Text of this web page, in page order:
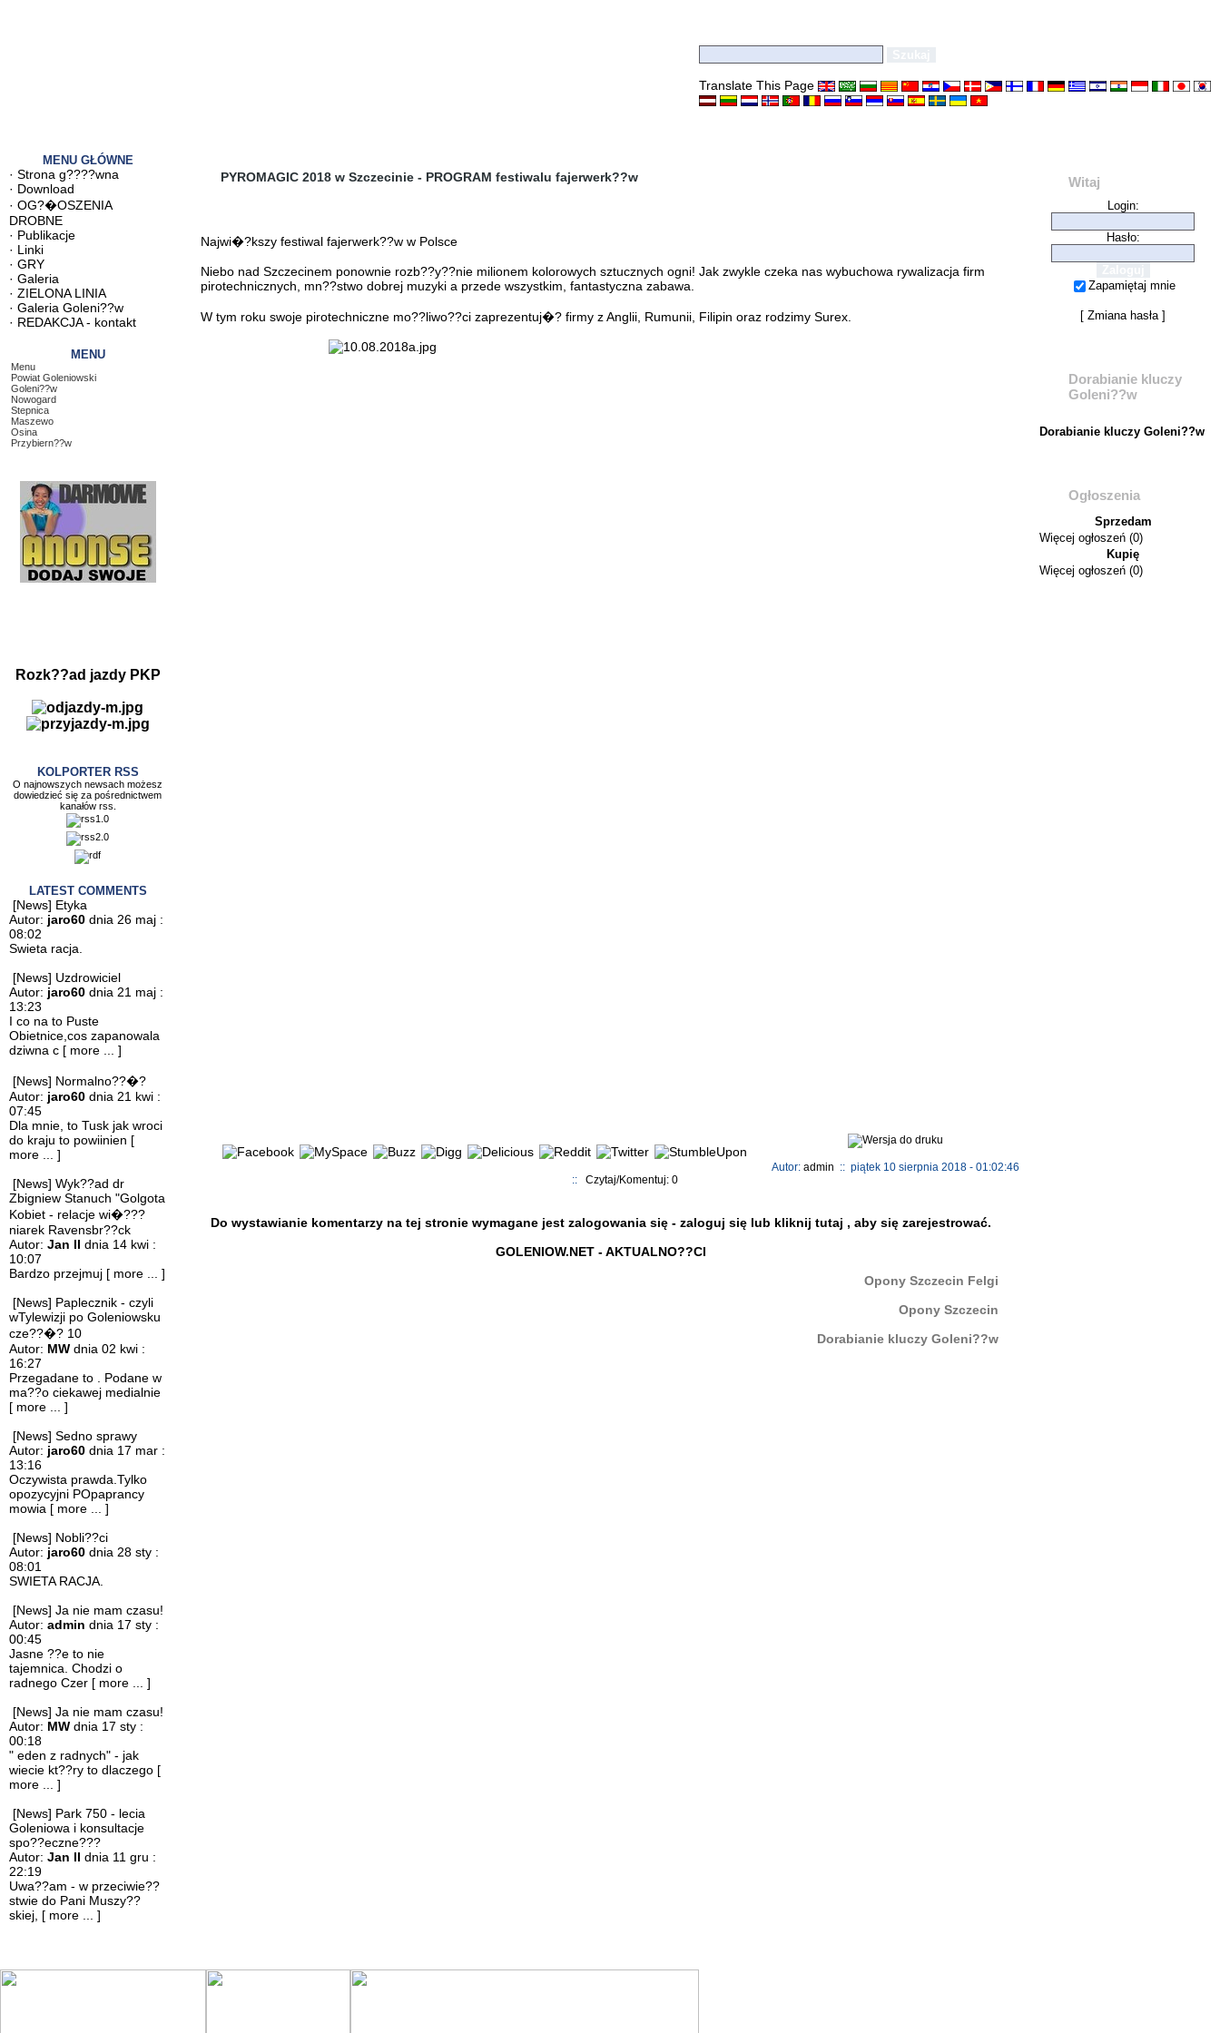
Translate This Page
MENU GŁÓWNE
· Strona g????wna
· Download
· OG?�OSZENIA
DROBNE
· Publikacje
· Linki
· GRY
· Galeria
· ZIELONA LINIA
· Galeria Goleni??w
· REDAKCJA - kontakt
MENU
Menu
Powiat Goleniowski
Goleni??w
Nowogard
Stepnica
Maszewo
Osina
Przybiern??w
Rozk??ad jazdy PKP
KOLPORTER RSS
O najnowszych newsach możesz
dowiedzieć się za pośrednictwem
kanałów rss.
LATEST COMMENTS
[News] Etyka
Autor: jaro60 dnia 26 maj :
08:02
Swieta racja.
[News] Uzdrowiciel
Autor: jaro60 dnia 21 maj :
13:23
I co na to Puste
Obietnice,cos zapanowala
dziwna c [ more ... ]
[News] Normalno??�?
Autor: jaro60 dnia 21 kwi :
07:45
Dla mnie, to Tusk jak wroci
do kraju to powiinien [
more ... ]
[News] Wyk??ad dr
Zbigniew Stanuch "Golgota
Kobiet - relacje wi�???
niarek Ravensbr??ck
Autor: Jan II dnia 14 kwi :
10:07
Bardzo przejmuj [ more ... ]
[News] Paplecznik - czyli
wTylewizji po Goleniowsku
cze??�? 10
Autor: MW dnia 02 kwi :
16:27
Przegadane to . Podane w
ma??o ciekawej medialnie
[ more ... ]
[News] Sedno sprawy
Autor: jaro60 dnia 17 mar :
13:16
Oczywista prawda.Tylko
opozycyjni POpaprancy
mowia [ more ... ]
[News] Nobli??ci
Autor: jaro60 dnia 28 sty :
08:01
SWIETA RACJA.
[News] Ja nie mam czasu!
Autor: admin dnia 17 sty :
00:45
Jasne ??e to nie
tajemnica. Chodzi o
radnego Czer [ more ... ]
[News] Ja nie mam czasu!
Autor: MW dnia 17 sty :
00:18
" eden z radnych" - jak
wiecie kt??ry to dlaczego [
more ... ]
[News] Park 750 - lecia
Goleniowa i konsultacje
spo??eczne???
Autor: Jan II dnia 11 gru :
22:19
Uwa??am - w przeciwie??
stwie do Pani Muszy??
skiej, [ more ... ]
PYROMAGIC 2018 w Szczecinie - PROGRAM festiwalu fajerwerk??w
Najwi�?kszy festiwal fajerwerk??w w Polsce
Niebo nad Szczecinem ponownie rozb??y??nie milionem kolorowych sztucznych ogni! Jak zwykle czeka nas wybuchowa rywalizacja firm
pirotechnicznych, mn??stwo dobrej muzyki a przede wszystkim, fantastyczna zabawa.
W tym roku swoje pirotechniczne mo??liwo??ci zaprezentuj�? firmy z Anglii, Rumunii, Filipin oraz rodzimy Surex.
Autor: admin :: piątek 10 sierpnia 2018 - 01:02:46
::
Czytaj/Komentuj: 0
Do wystawianie komentarzy na tej stronie wymagane jest zalogowania się - zaloguj się lub kliknij tutaj , aby się zarejestrować.
GOLENIOW.NET - AKTUALNO??CI
Opony Szczecin Felgi
Opony Szczecin
Dorabianie kluczy Goleni??w
Witaj
Login:
Hasło:
Zapamiętaj mnie
[ Zmiana hasła]
Dorabianie kluczy
Goleni??w
Dorabianie kluczy Goleni??w
Ogłoszenia
Sprzedam
Więcej ogłoszeń (0)
Kupię
Więcej ogłoszeń (0)